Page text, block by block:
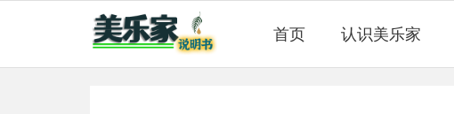
首页 认识美乐家